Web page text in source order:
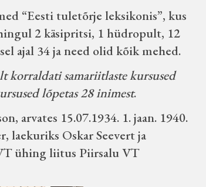
“Eesti tuletõrje leksikonis”, kus
2 käsipritsi, 1 hüdropult, 12
ajal 34 ja need olid kõik mehed.
korraldati samariitlaste kursused
lõpetas 28 inimest.
arvates 15.07.1934. 1. jaan. 1940.
laekuriks Oskar Seevert ja
ühing liitus Piirsalu VT